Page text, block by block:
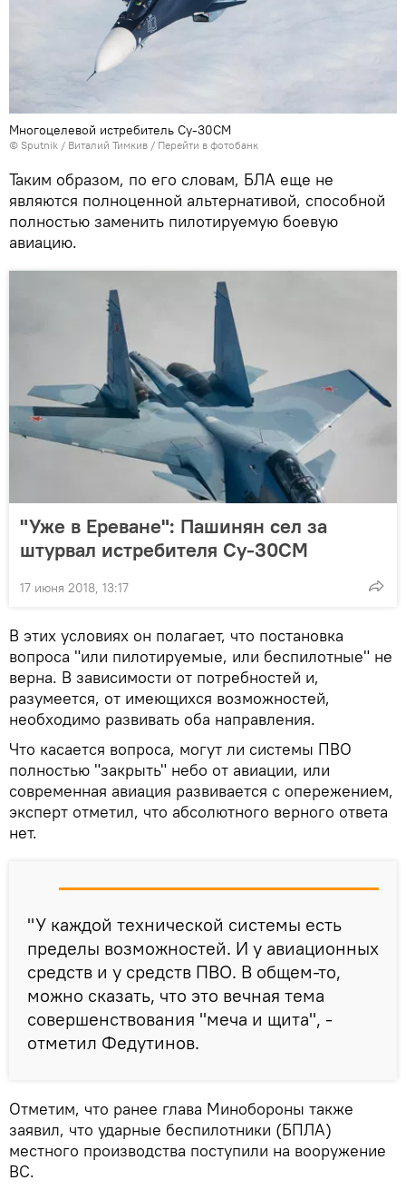
Многоцелевой истребитель Су-30СМ
© Sputnik / Виталий Тимкив / Перейти в фотобанк
Таким образом, по его словам, БЛА еще не
являются полноценной альтернативой, способной
полностью заменить пилотируемую боевую
авиацию.
"Уже в Ереване": Пашинян сел за
штурвал истребителя Су-30СМ
17 июня 2018, 13:17
В этих условиях он полагает, что постановка
вопроса "или пилотируемые, или беспилотные" не
верна. В зависимости от потребностей и,
разумеется, от имеющихся возможностей,
необходимо развивать оба направления.
Что касается вопроса, могут ли системы ПВО
полностью "закрыть" небо от авиации, или
современная авиация развивается с опережением,
эксперт отметил, что абсолютного верного ответа
нет.
"У каждой технической системы есть
пределы возможностей. И у авиационных
средств и у средств ПВО. В общем-то,
можно сказать, что это вечная тема
совершенствования "меча и щита", -
отметил Федутинов.
Отметим, что ранее глава Минобороны также
заявил, что ударные беспилотники (БПЛА)
местного производства поступили на вооружение
ВС.